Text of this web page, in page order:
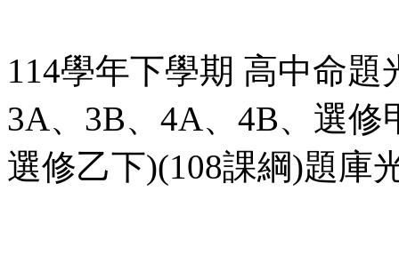
114學年下學期 高中命
3A、3B、4A、4B、選
選修乙下)(108課綱)題庫